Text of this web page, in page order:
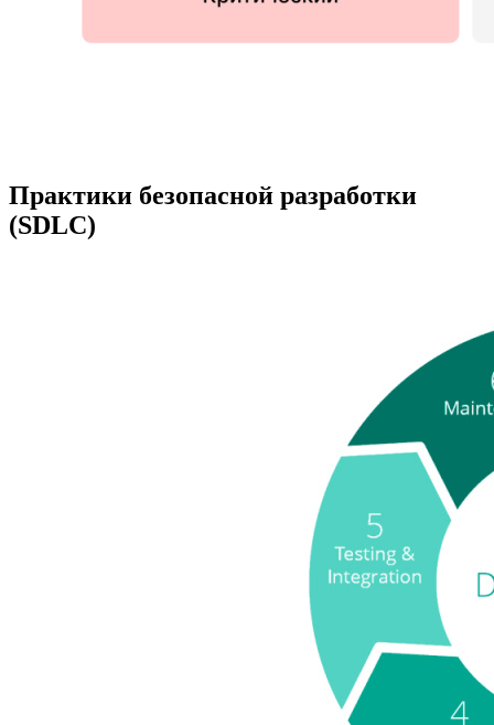
Практики безопасной разработки
(SDLC)